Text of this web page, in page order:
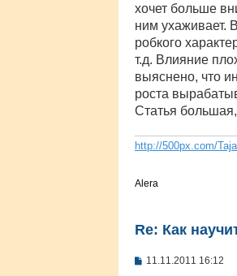
хочет больше
ним ухаживает.
робкого
т.д. Влияние
выяснено, что
роста
Статья
http://500px.com/
Alera
Re: Как
С11.11.2011 16:12